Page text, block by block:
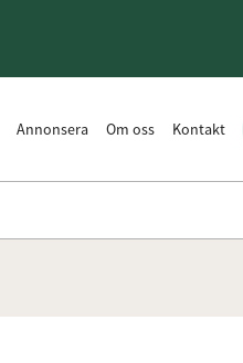
Annonsera Om oss Kontakt